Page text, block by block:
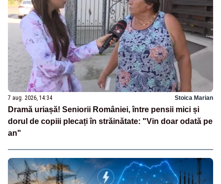
7 aug. 2026, 14:34 Stoica Marian
Dramă uriașă! Seniorii României, între pensii mici și
dorul de copiii plecați în străinătate: "Vin doar odată pe
an"